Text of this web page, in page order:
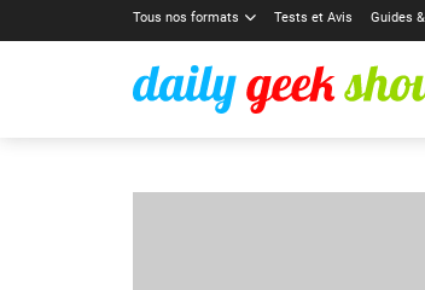
Tous nos formats Tests et Avis Guides